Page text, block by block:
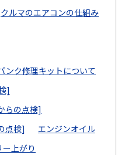
クルマのエアコンの仕組み
ンク修理キットについて
]
らの点検]
点検]
エンジンオイル
上がり